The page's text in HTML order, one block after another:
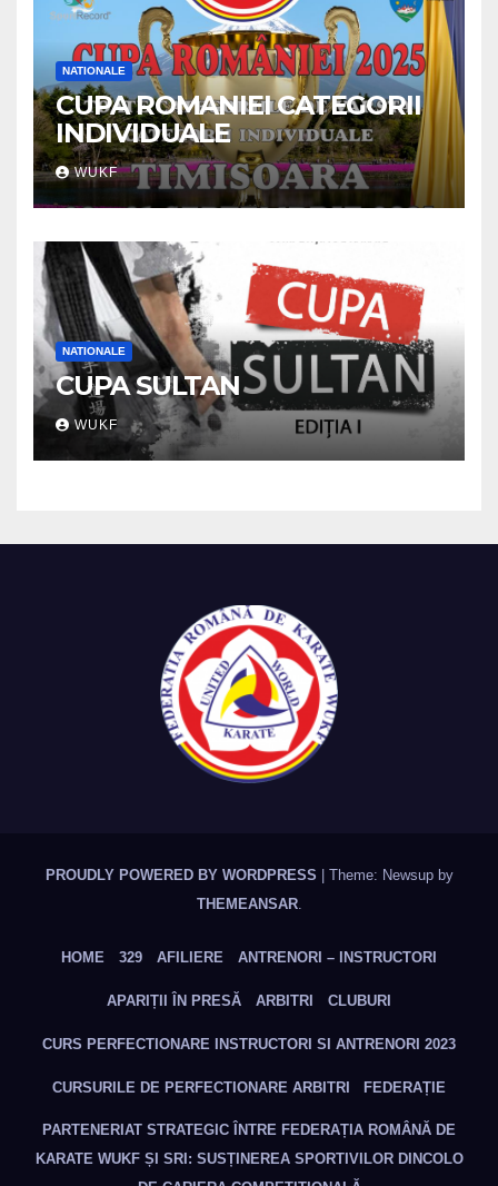
NATIONALE
CUPA ROMANIEI CATEGORII
INDIVIDUALE
WUKF
NATIONALE
CUPA SULTAN
WUKF
PROUDLY POWERED BY WORDPRESS
Theme: Newsup by
THEMEANSAR.
HOME 329 AFILIERE ANTRENORI – INSTRUCTORI
APARIȚII ÎN PRESĂ ARBITRI CLUBURI
CURS PERFECTIONARE INSTRUCTORI SI ANTRENORI 2023
CURSURILE DE PERFECTIONARE ARBITRI FEDERAȚIE
PARTENERIAT STRATEGIC ÎNTRE FEDERAȚIA ROMÂNĂ DE
KARATE WUKF ȘI SRI: SUSȚINEREA SPORTIVILOR DINCOLO